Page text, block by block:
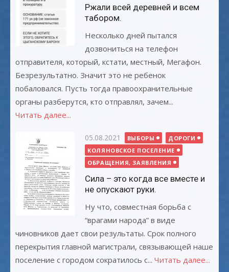
Ржали всей деревней и всем
табором.
Несколько дней пытался
дозвониться на телефон
отправителя, который, кстати, местный, Мегафон.
Безрезультатно. Значит это не ребенок
побаловался. Пусть тогда правоохранительные
органы разберутся, кто отправлял, зачем...
Читать далее...
Опубликовано
05.08.2021 ВЫБОРЫ
ДОРОГИ
КОЛЯНОВСКОЕ ПОСЕЛЕНИЕ
ОБРАЩЕНИЯ, ЗАЯВЛЕНИЯ
Сила – это когда все вместе и
не опускают руки.
Ну что, совместная борьба с
“врагами народа” в виде
чиновников дает свои результаты. Срок полного
перекрытия главной магистрали, связывающей наше
поселение с городом сократилось с... Читать далее...